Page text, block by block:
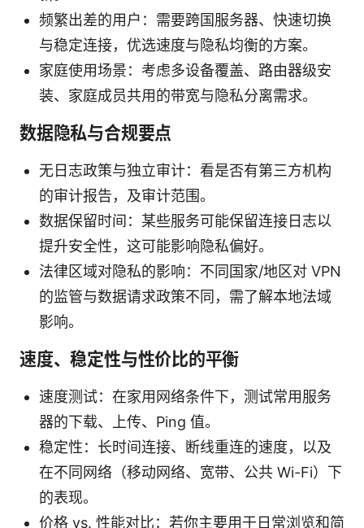
频繁出差的用户：需要跨国服务器、快速切换
与稳定连接，优选速度与隐私均衡的方案。
家庭使用场景：考虑多设备覆盖、路由器级安
装、家庭成员共用的带宽与隐私分离需求。
数据隐私与合规要点
无日志政策与独立审计：看是否有第三方机构
的审计报告，及审计范围。
数据保留时间：某些服务可能保留连接日志以
提升安全性，这可能影响隐私偏好。
法律区域对隐私的影响：不同国家/地区对 VPN
的监管与数据请求政策不同，需了解本地法域
影响。
速度、稳定性与性价比的平衡
速度测试：在家用网络条件下，测试常用服务
器的下载、上传、Ping 值。
稳定性：长时间连接、断线重连的速度，以及
在不同网络（移动网络、宽带、公共 Wi-Fi）下
的表现。
价格 vs. 性能对比：若你主要用于日常浏览和简